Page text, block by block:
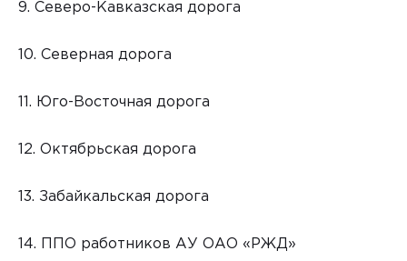
9. Северо-Кавказская дорога
10. Северная дорога
11. Юго-Восточная дорога
12. Октябрьская дорога
13. Забайкальская дорога
14. ППО работников АУ ОАО «РЖД»